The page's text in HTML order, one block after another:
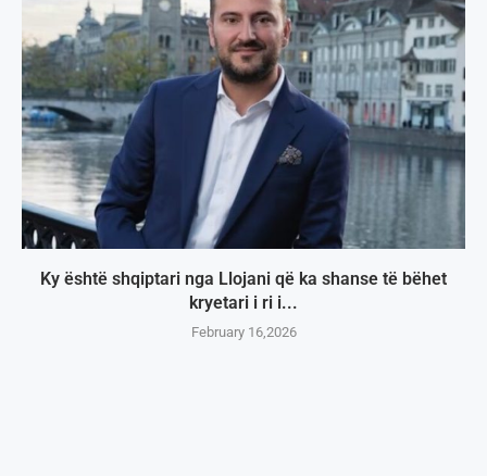
Ky është shqiptari nga Llojani që ka shanse të bëhet
kryetari i ri i...
February 16,2026